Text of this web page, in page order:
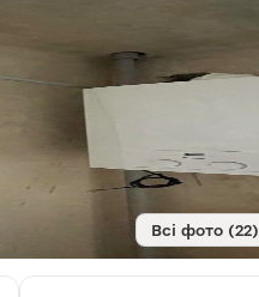
Всі фото (22)